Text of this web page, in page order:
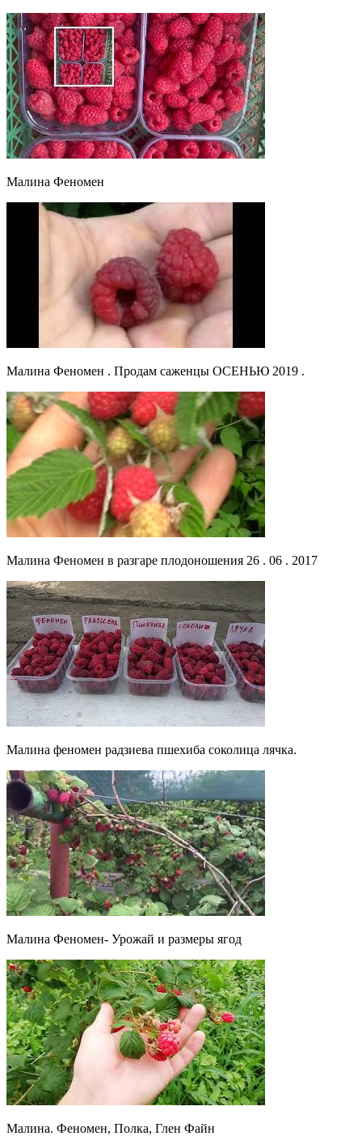
Малина Феномен
Малина Феномен . Продам саженцы ОСЕНЬЮ 2019 .
Малина Феномен в разгаре плодоношения 26 . 06 . 2017
Малина феномен радзиева пшехиба соколица лячка.
Малина Феномен- Урожай и размеры ягод
Малина. Феномен, Полка, Глен Файн